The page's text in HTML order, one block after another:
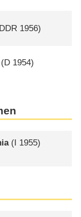
DDR 1956)
(D 1954)
(I 1955)